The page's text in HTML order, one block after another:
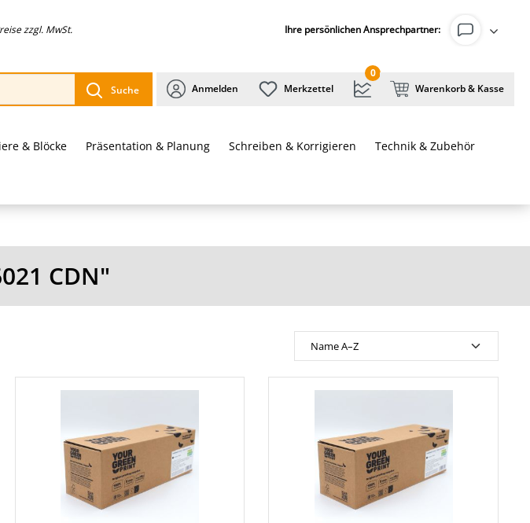
zzgl. MwSt. Ihre persönlichen Ansprechpartner:
Suche Anmelden Merkzettel
0
Warenkorb & Kasse
& Blöcke Präsentation & Planung Schreiben & Korrigieren Technik & Zubehör
CDN"